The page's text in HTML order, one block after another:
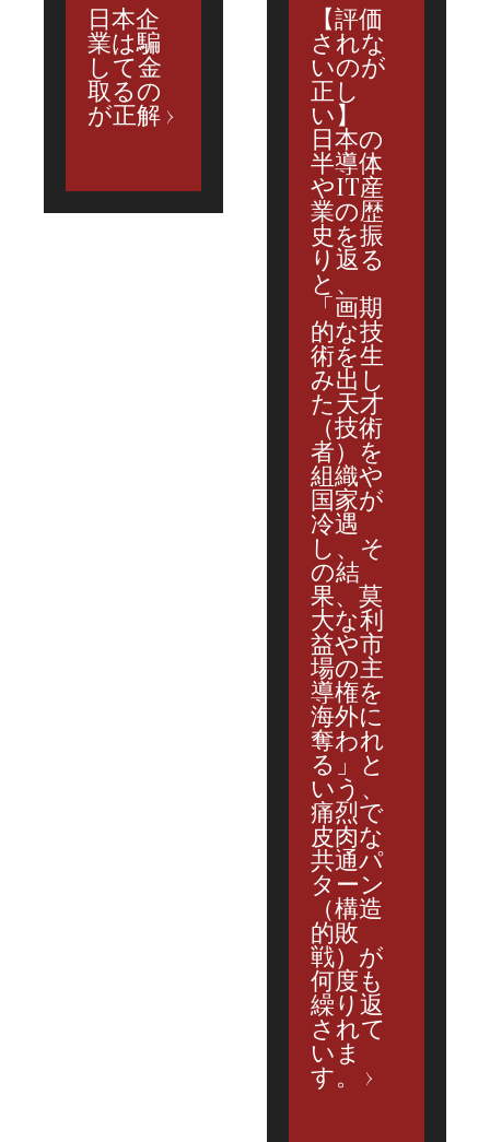
日本企
業は騙
して金
取るの
が正解
【評価
されな
いのが
正し
い】
日本の
半導体
やIT産
業の歴
史を振
り返る
と、
「画期
的な技
術を生
み出し
た天才
（技術
者）を
組織や
国家が
冷遇
し、そ
の結
果、莫
大な利
益や市
場の主
導権を
海外に
奪われ
る」と
いう、
痛烈で
皮肉な
共通パ
ターン
（構造
的敗
戦）が
何度も
繰り返
されて
いま
す。